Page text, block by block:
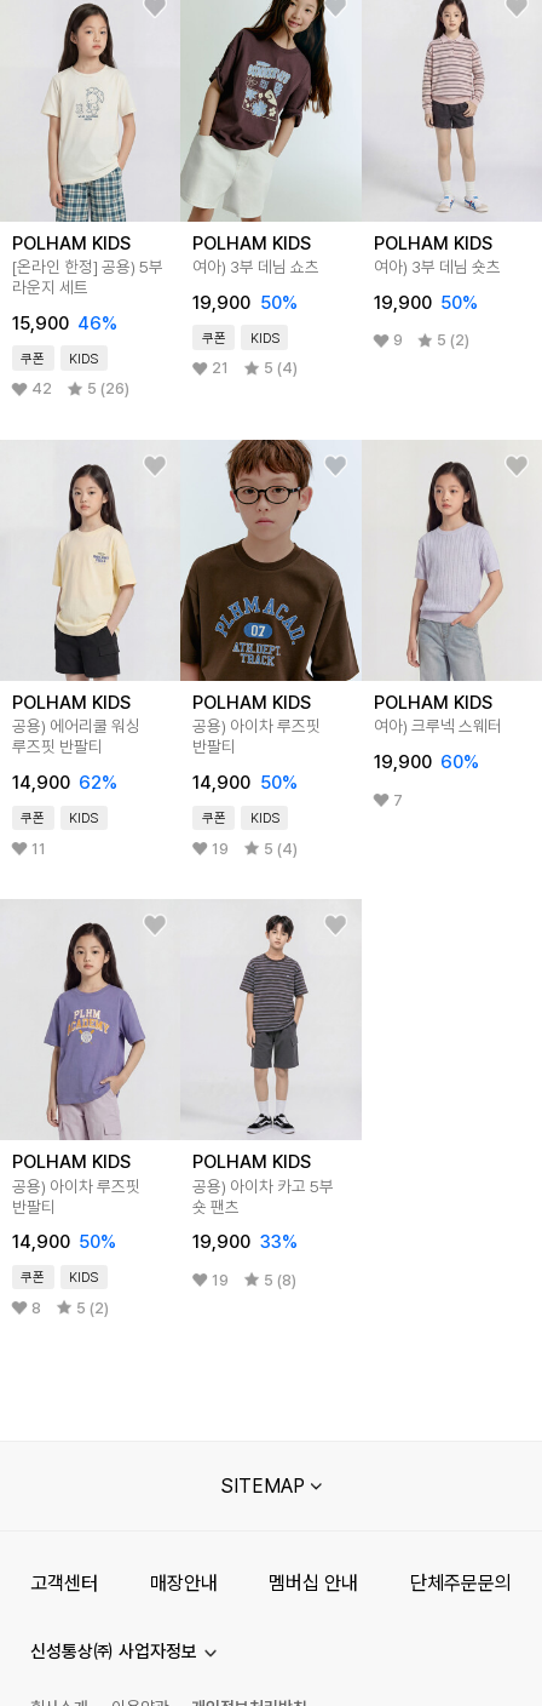
POLHAM KIDS
[온라인 한정] 공용) 5부
라운지 세트
15,900 46%
쿠폰 KIDS
42 5 (26)
POLHAM KIDS
여아) 3부 데님 쇼츠
19,900 50%
쿠폰 KIDS
21 5 (4)
POLHAM KIDS
여아) 3부 데님 숏츠
19,900 50%
9 5 (2)
POLHAM KIDS
공용) 에어리쿨 워싱
루즈핏 반팔티
14,900 62%
쿠폰 KIDS
11
POLHAM KIDS
공용) 아이차 루즈핏
반팔티
14,900 50%
쿠폰 KIDS
19 5 (4)
POLHAM KIDS
여아) 크루넥 스웨터
19,900 60%
7
POLHAM KIDS
공용) 아이차 루즈핏
반팔티
14,900 50%
쿠폰 KIDS
8 5 (2)
POLHAM KIDS
공용) 아이차 카고 5부
숏 팬츠
19,900 33%
19 5 (8)
SITEMAP
고객센터 매장안내 멤버십 안내 단체주문문의
신성통상㈜ 사업자정보